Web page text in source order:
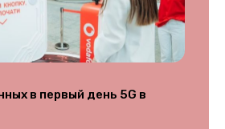
в первый день 5G в